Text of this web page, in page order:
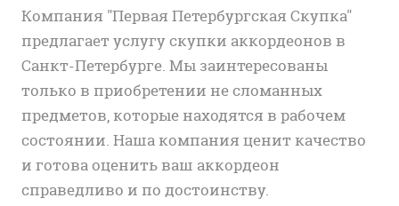
Компания "Первая Петербургская Скупка"
предлагает услугу скупки аккордеонов в
Санкт-Петербурге. Мы заинтересованы
только в приобретении не сломанных
предметов, которые находятся в рабочем
состоянии. Наша компания ценит качество
и готова оценить ваш аккордеон
справедливо и по достоинству.